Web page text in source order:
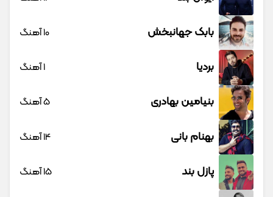
بابک جهانبخش 10 آهنگ
بردیا 1 آهنگ
بنیامین بهادری 5 آهنگ
بهنام بانی 14 آهنگ
پازل بند 15 آهنگ